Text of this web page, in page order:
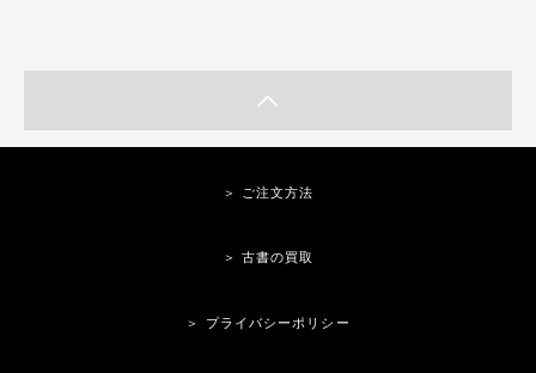
＞ ご注文方法
＞ 古書の買取
＞ プライバシーポリシー